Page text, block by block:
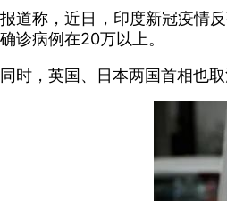
报道称，近日，印度新冠疫情
确诊病例在20万以上。
同时，英国、日本两国首相也取